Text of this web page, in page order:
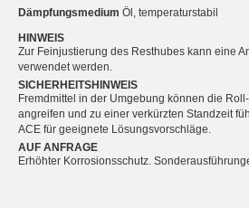
Dämpfungsmedium Öl, temperaturstabil
HINWEIS
Zur Feinjustierung des Resthubes kann eine
verwendet werden.
SICHERHEITSHINWEIS
Fremdmittel in der Umgebung können die
angreifen und zu einer verkürzten Standzeit
ACE für geeignete Lösungsvorschläge.
AUF ANFRAGE
Erhöhter Korrosionsschutz.